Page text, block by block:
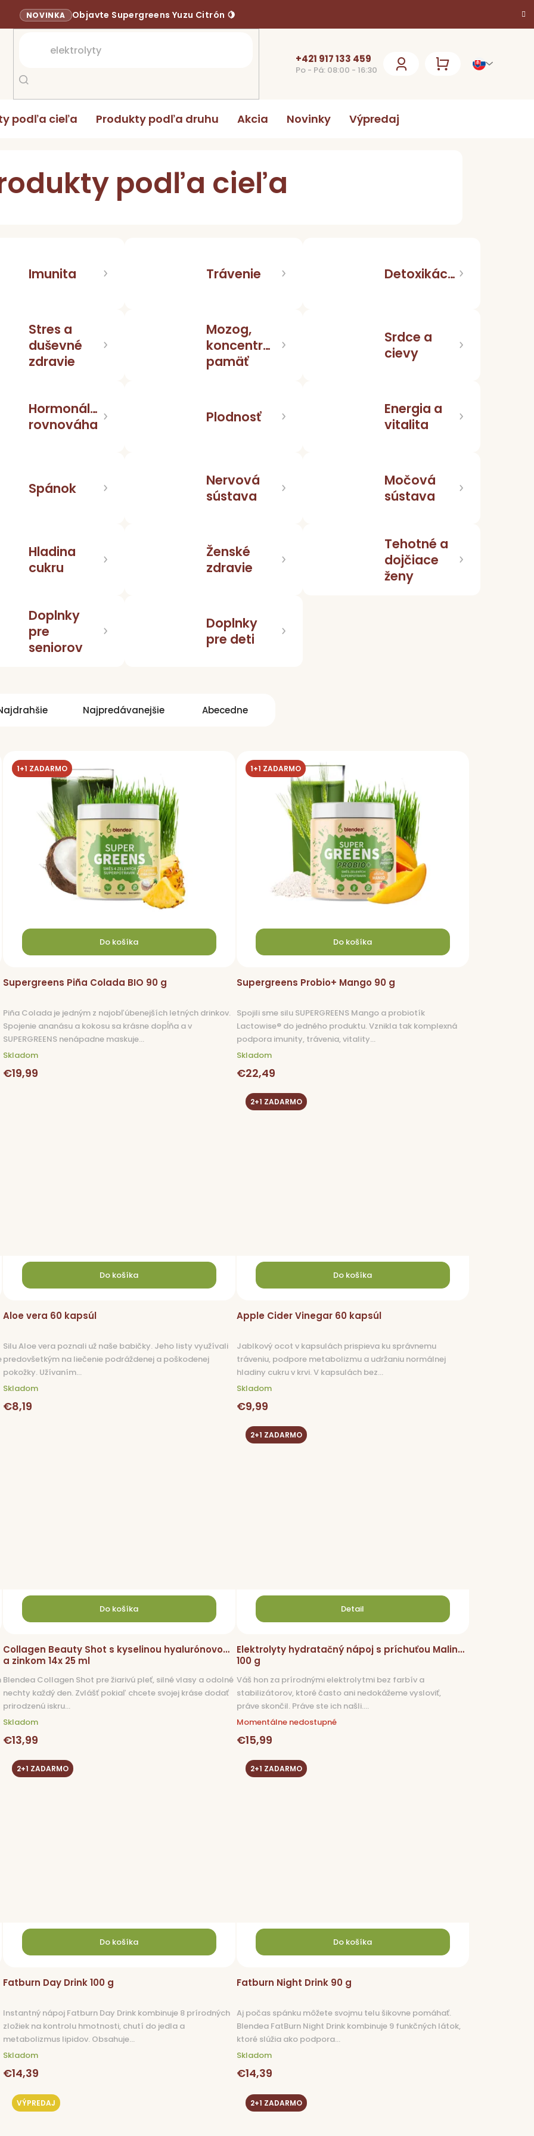
NOVINKA Objavte Supergreens Yuzu Citrón 🍋
+421 917 133 459
Po - Pá: 08:00 - 16:30
podľa cieľa Produkty podľa druhu Akcia Novinky Výpredaj
podľa cieľa
Imunita Trávenie Detoxikácia
Stres a
duševné
zdravie
Mozog,
koncentrácia,
pamäť
Srdce a
cievy
Hormonálna
rovnováha
Plodnosť
Energia a
vitalita
Spánok
Nervová
sústava
Močová
sústava
Hladina
cukru
Ženské
zdravie
Tehotné a
dojčiace
ženy
Doplnky
pre
seniorov
Doplnky
pre deti
Najpredávanejšie Abecedne
1+1 ZADARMO
Do košíka
€19,99
Skladom
Supergreens Piña Colada BIO 90 g
Piña Colada je jedným z najobľúbenejších letných drinkov.
Spojenie ananásu a kokosu sa krásne dopĺňa a v
SUPERGREENS nenápadne maskuje...
1+1 ZADARMO
Do košíka
€22,49
Skladom
Supergreens Probio+ Mango 90 g
Spojili sme silu SUPERGREENS Mango a probiotík
Lactowise® do jedného produktu. Vznikla tak komplexná
podpora imunity, trávenia, vitality...
Do košíka
€8,19
Skladom
Aloe vera 60 kapsúl
Silu Aloe vera poznali už naše babičky. Jeho listy využívali
predovšetkým na liečenie podráždenej a poškodenej
pokožky. Užívaním...
2+1 ZADARMO
Do košíka
€9,99
Skladom
Apple Cider Vinegar 60 kapsúl
Jablkový ocot v kapsulách prispieva ku správnemu
tráveniu, podpore metabolizmu a udržaniu normálnej
hladiny cukru v krvi. V kapsulách bez...
Do košíka
€13,99
Skladom
Collagen Beauty Shot s kyselinou hyalurónovou
a zinkom 14x 25 ml
Blendea Collagen Shot pre žiarivú pleť, silné vlasy a odolné
nechty každý den. Zvlášť pokiaľ chcete svojej kráse dodať
prirodzenú iskru...
2+1 ZADARMO
Detail
€15,99
Momentálne nedostupné
Elektrolyty hydratačný nápoj s príchuťou Malina
100 g
Váš hon za prírodnými elektrolytmi bez farbív a
stabilizátorov, ktoré často ani nedokážeme vysloviť,
práve skončil. Práve ste ich našli....
2+1 ZADARMO
Do košíka
€14,39
Skladom
Fatburn Day Drink 100 g
Instantný nápoj Fatburn Day Drink kombinuje 8 prírodných
zložiek na kontrolu hmotnosti, chutí do jedla a
metabolizmus lipidov. Obsahuje...
2+1 ZADARMO
Do košíka
€14,39
Skladom
Fatburn Night Drink 90 g
Aj počas spánku môžete svojmu telu šikovne pomáhať.
Blendea FatBurn Night Drink kombinuje 9 funkčných látok,
ktoré slúžia ako podpora...
VÝPREDAJ 2+1 ZADARMO